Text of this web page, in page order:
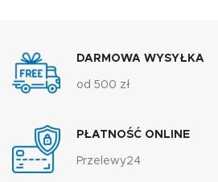
DARMOWA WYSYŁKA
od 500 zł
PŁATNOŚĆ ONLINE
Przelewy24